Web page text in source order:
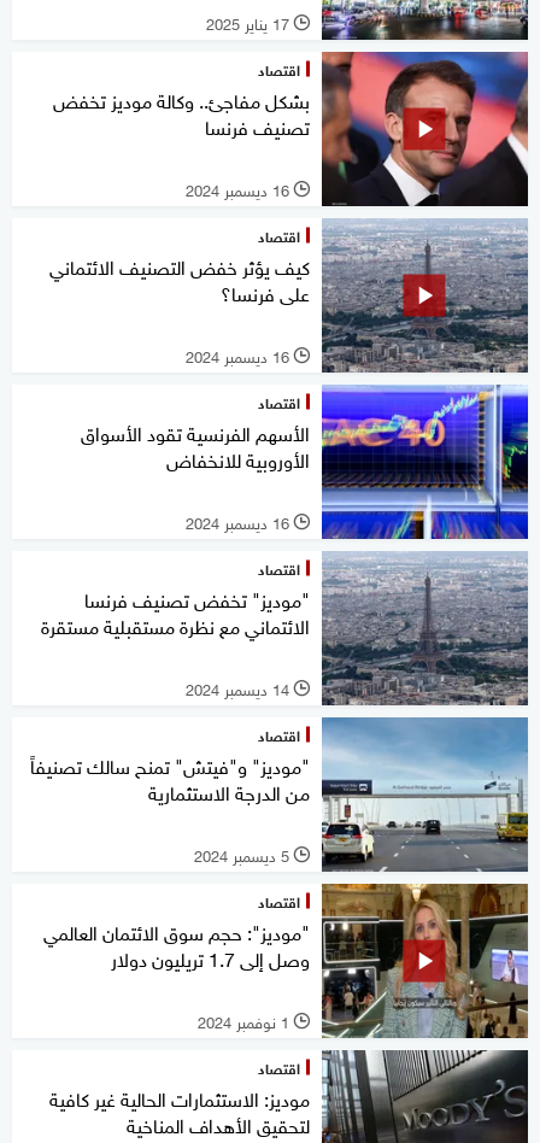
l 17 يناير 2025
اقتصاد
بشكل مفاجئ.. وكالة موديز تخفض
تصنيف فرنسا
l 16 ديسمبر 2024
اقتصاد
كيف يؤثر خفض التصنيف الائتماني
على فرنسا؟
l 16 ديسمبر 2024
اقتصاد
الأسهم الفرنسية تقود الأسواق
الأوروبية للانخفاض
l 16 ديسمبر 2024
اقتصاد
"موديز" تخفض تصنيف فرنسا
الائتماني مع نظرة مستقبلية مستقرة
l 14 ديسمبر 2024
اقتصاد
"موديز" و"فيتش" تمنح سالك تصنيفاً
من الدرجة الاستثمارية
l 5 ديسمبر 2024
اقتصاد
"موديز": حجم سوق الائتمان العالمي
وصل إلى 1.7 تريليون دولار
l 1 نوفمبر 2024
اقتصاد
موديز: الاستثمارات الحالية غير كافية
لتحقيق الأهداف المناخية